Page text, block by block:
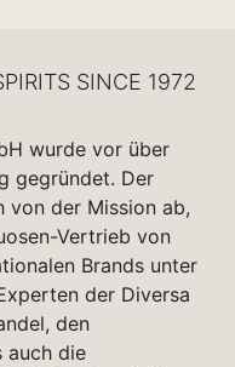
SINCE 1972
wurde vor über
gegründet. Der
von der Mission ab,
Vertrieb von
Brands unter
der Diversa
den
auch die